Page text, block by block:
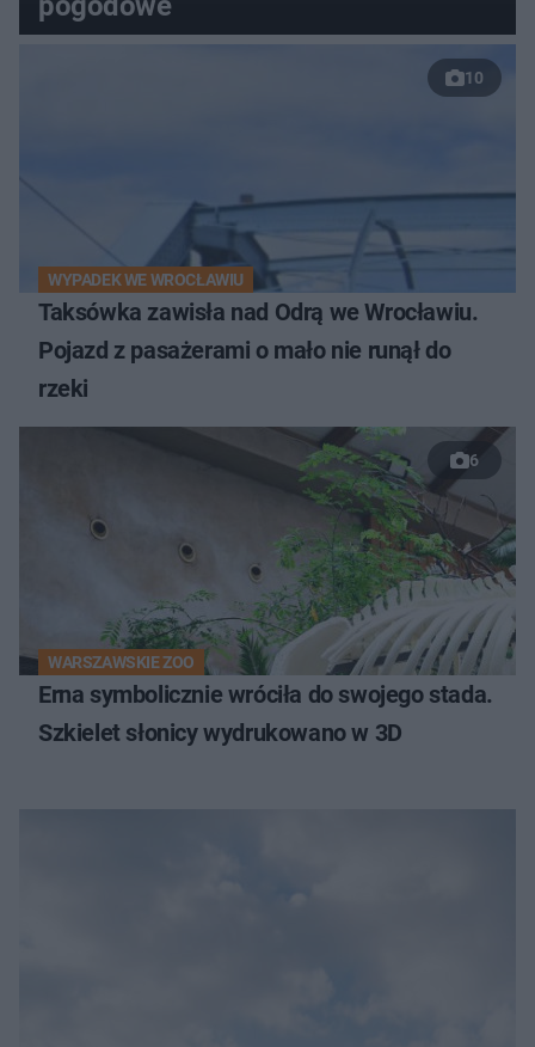
10
WYPADEK WE WROCŁAWIU
Taksówka zawisła nad Odrą we Wrocławiu.
Pojazd z pasażerami o mało nie runął do
rzeki
6
WARSZAWSKIE ZOO
Erna symbolicznie wróciła do swojego stada.
Szkielet słonicy wydrukowano w 3D